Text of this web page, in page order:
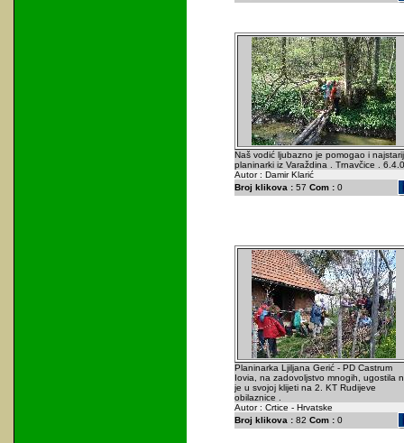
Naš vodić ljubazno je pomogao i
planinarki iz Varaždina . Trnavčice .
Autor : Damir Klarić
Broj klikova :57 Com :0
Planinarka Ljiljana Gerić - PD Castrum
Iovia, na zadovoljstvo mnogih, ugostila
je u svojoj klijeti na 2. KT Rudijeve
obilaznice .
Autor : Crtice - Hrvatske
Broj klikova :82 Com :0